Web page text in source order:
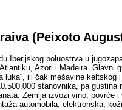
(Peixoto
Iberijskog poluostrva u
Azori i Madeira.
ili čak mešavine
stanovnika, pa
Zemlja izvozi vino,
automobila, elektronska,